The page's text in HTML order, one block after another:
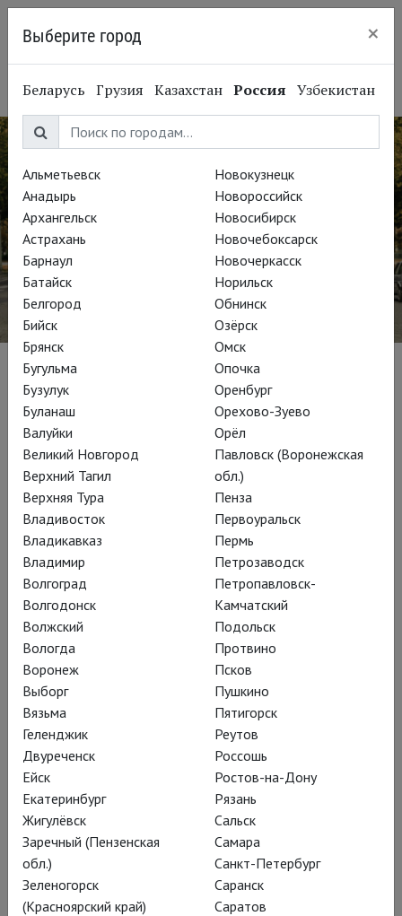
СПЕЦПРОЕКТ THEATREHD
Большая арка
Смотреть в кинотеатре
Архитектура – это отражение личности, которая
за ней стоит. За фасадами знаменитых зданий
скрываются амбиции и сомнения, творческие
озарения и политические интриги, любовь,
разочарование и желание оставить след в
истории.
Летний архитектурный фестиваль ЛАФ
собирает фильмы, которые рассказывают об
архитектуре не просто как об искусстве, а как о
Выберите город ×
Беларусь Грузия Казахстан Россия Узбекистан
Альметьевск
Анадырь
Архангельск
Астрахань
Барнаул
Батайск
Белгород
Бийск
Брянск
Бугульма
Бузулук
Буланаш
Валуйки
Великий Новгород
Верхний Тагил
Верхняя Тура
Владивосток
Владикавказ
Владимир
Волгоград
Волгодонск
Волжский
Вологда
Воронеж
Выборг
Вязьма
Геленджик
Двуреченск
Ейск
Екатеринбург
Жигулёвск
Заречный (Пензенская
обл.)
Зеленогорск
(Красноярский край)
Новокузнецк
Новороссийск
Новосибирск
Новочебоксарск
Новочеркасск
Норильск
Обнинск
Озёрск
Омск
Опочка
Оренбург
Орехово-Зуево
Орёл
Павловск (Воронежская
обл.)
Пенза
Первоуральск
Пермь
Петрозаводск
Петропавловск-
Камчатский
Подольск
Протвино
Псков
Пушкино
Пятигорск
Реутов
Россошь
Ростов-на-Дону
Рязань
Сальск
Самара
Санкт-Петербург
Саранск
Саратов